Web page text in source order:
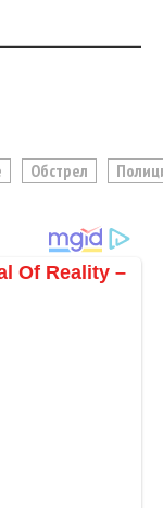
Обстрел